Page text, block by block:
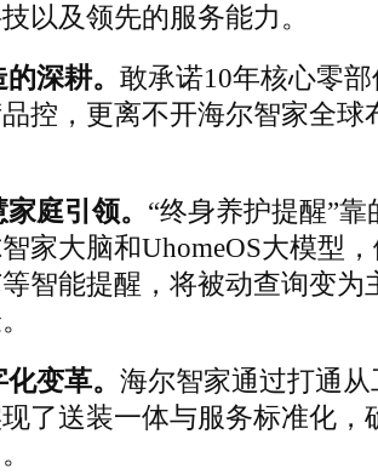
以及领先的服务能力。
深耕。 敢承诺10年核心零
控，更离不开海尔智家全球
庭引领。 “终身养护提醒”
家大脑和UhomeOS大模型
智能提醒，将被动查询变为
变革。 海尔智家通过打通
了送装一体与服务标准化，